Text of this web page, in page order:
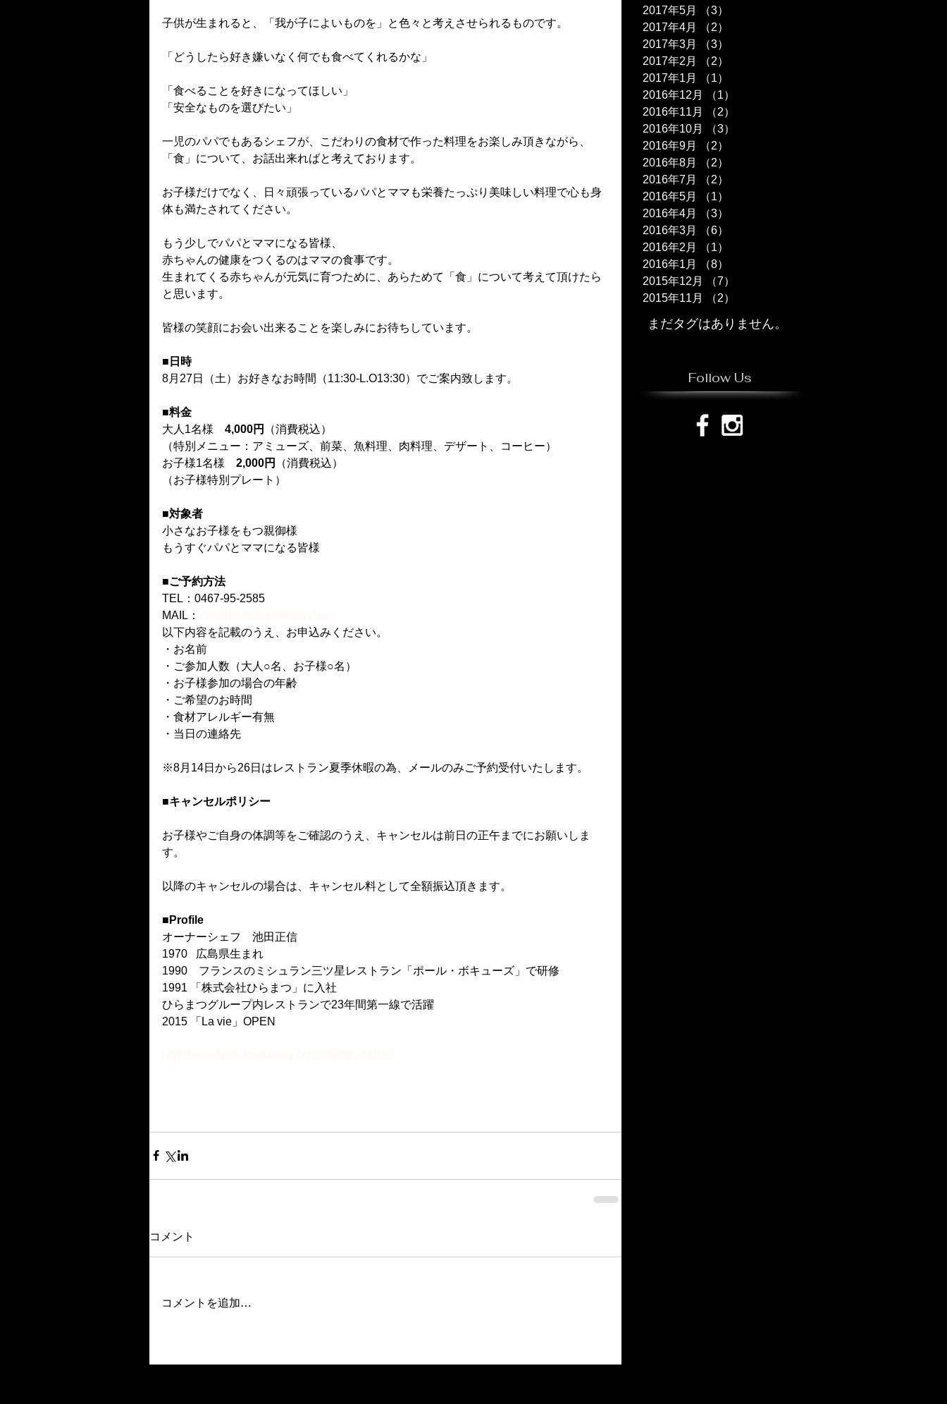
子供が生まれると、「我が子によいものを」と色々と考えさせられるものです。
「どうしたら好き嫌いなく何でも食べてくれるかな」
「食べることを好きになってほしい」
「安全なものを選びたい」
一児のパパでもあるシェフが、こだわりの食材で作った料理をお楽しみ頂きながら、
「食」について、お話出来ればと考えております。
お子様だけでなく、日々頑張っているパパとママも栄養たっぷり美味しい料理で心も身
体も満たされてください。
もう少しでパパとママになる皆様、
赤ちゃんの健康をつくるのはママの食事です。
生まれてくる赤ちゃんが元気に育つために、あらためて「食」について考えて頂けたら
と思います。
皆様の笑顔にお会い出来ることを楽しみにお待ちしています。
■日時
8月27日（土）お好きなお時間（11:30-L.O13:30）でご案内致します。
■料金
大人1名様 4,000円
（消費税込）
（特別メニュー：アミューズ、前菜、魚料理、肉料理、デザート、コーヒー）
お子様1名様 2,000円
（消費税込）
（お子様特別プレート）
■対象者
小さなお子様をもつ親御様
もうすぐパパとママになる皆様
■ご予約方法
TEL：0467-95-2585
MAIL：
以下内容を記載のうえ、お申込みください。
・お名前
・ご参加人数（大人○名、お子様○名）
・お子様参加の場合の年齢
・ご希望のお時間
・食材アレルギー有無
・当日の連絡先
※8月14日から26日はレストラン夏季休暇の為、メールのみご予約受付いたします。
■キャンセルポリシー
お子様やご自身の体調等をご確認のうえ、キャンセルは前日の正午までにお願いしま
す。
以降のキャンセルの場合は、キャンセル料として全額振込頂きます。
■Profile
オーナーシェフ　池田正信
1970   広島県生まれ
1990　フランスのミシュラン三ツ星レストラン「ポール・ボキューズ」で研修
1991 「株式会社ひらまつ」に入社
ひらまつグループ内レストランで23年間第一線で活躍
2015 「La vie」OPEN
コメント
コメントを追加…
2017年5月
（3）
2017年4月
（2）
2017年3月
（3）
2017年2月
（2）
2017年1月
（1）
2016年12月
（1）
2016年11月
（2）
2016年10月
（3）
2016年9月
（2）
2016年8月
（2）
2016年7月
（2）
2016年5月
（1）
2016年4月
（3）
2016年3月
（6）
2016年2月
（1）
2016年1月
（8）
2015年12月
（7）
2015年11月
（2）
まだタグはありません。
Follow Us